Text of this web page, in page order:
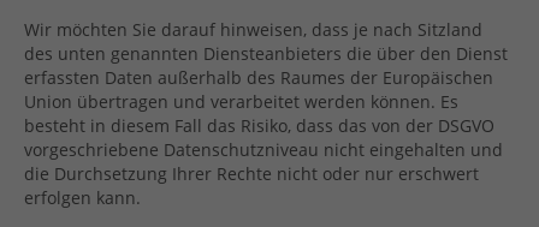
Wir möchten Sie darauf hinweisen, dass je nach Sitzland
des unten genannten Diensteanbieters die über den Dienst
erfassten Daten außerhalb des Raumes der Europäischen
Union übertragen und verarbeitet werden können. Es
besteht in diesem Fall das Risiko, dass das von der DSGVO
vorgeschriebene Datenschutzniveau nicht eingehalten und
die Durchsetzung Ihrer Rechte nicht oder nur erschwert
erfolgen kann.